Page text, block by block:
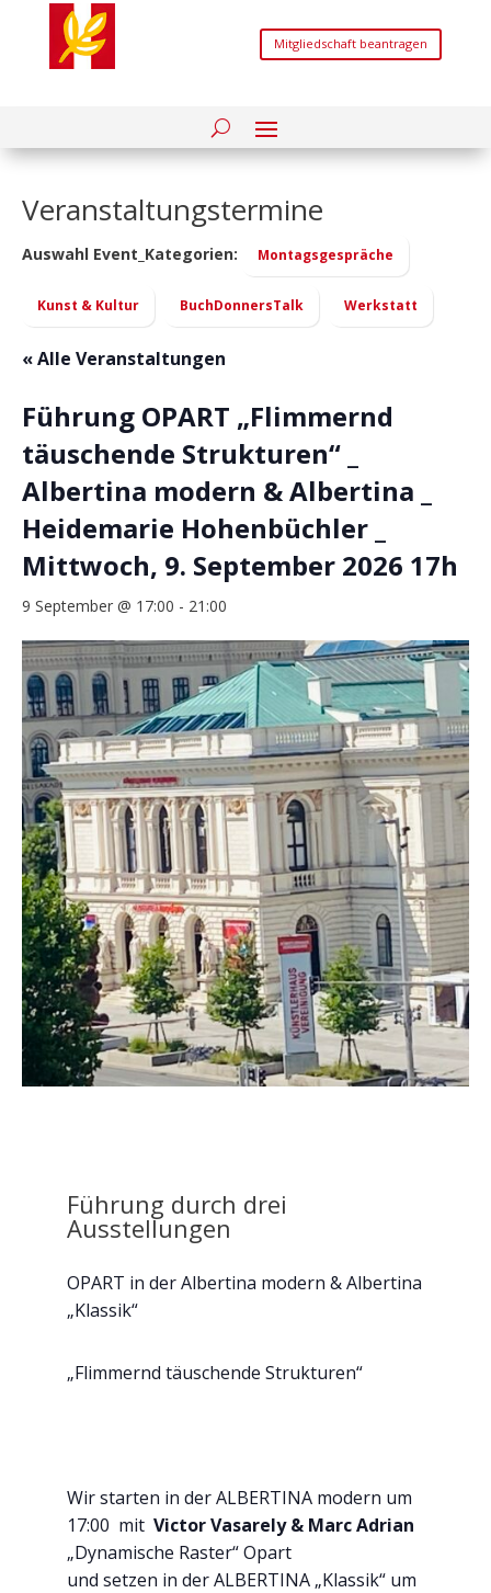
Mitgliedschaft beantragen
Veranstaltungstermine
Auswahl Event_Kategorien: Montagsgespräche
Kunst & Kultur BuchDonnersTalk Werkstatt
« Alle Veranstaltungen
Führung OPART „Flimmernd
täuschende Strukturen“ _
Albertina modern & Albertina _
Heidemarie Hohenbüchler _
Mittwoch, 9. September 2026 17h
9 September @ 17:00 - 21:00
Führung durch drei
Ausstellungen
OPART in der Albertina modern & Albertina
„Klassik“
„Flimmernd täuschende Strukturen“
Wir starten in der ALBERTINA modern um
17:00 mit Victor Vasarely & Marc Adrian
„Dynamische Raster“ Opart
und setzen in der ALBERTINA „Klassik“ um